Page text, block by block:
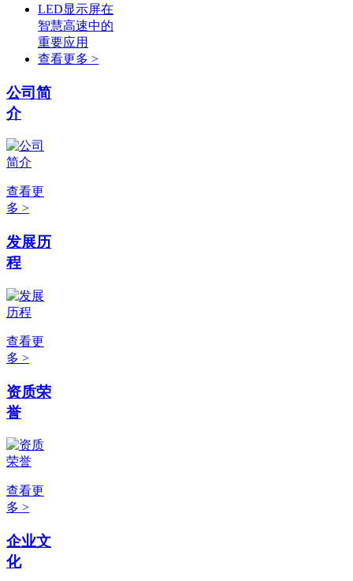
LED显示屏在
智慧高速中的
重要应用
查看更多 >
公司简
介
查看更
多 >
发展历
程
查看更
多 >
资质荣
誉
查看更
多 >
企业文
化